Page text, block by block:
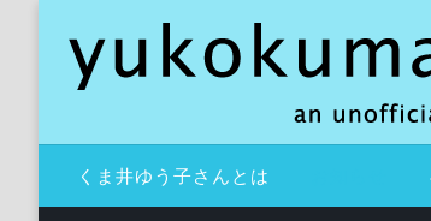
an unofficial site since 2000
くま井ゆう子さんとは